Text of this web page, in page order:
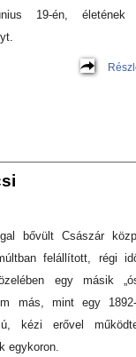
19-én, életének
bővült Császár
felállított, régi
egy másik
más, mint egy
kézi erővel
egykoron.